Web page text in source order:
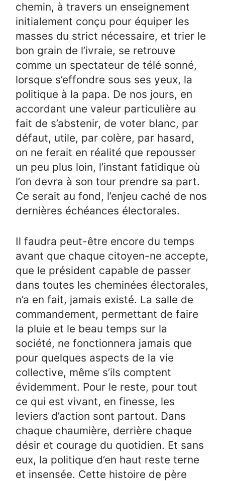
chemin, à travers un enseignement
initialement conçu pour équiper les
masses du strict nécessaire, et trier le
bon grain de l’ivraie, se retrouve
comme un spectateur de télé sonné,
lorsque s’effondre sous ses yeux, la
politique à la papa. De nos jours, en
accordant une valeur particulière au
fait de s’abstenir, de voter blanc, par
défaut, utile, par colère, par hasard,
on ne ferait en réalité que repousser
un peu plus loin, l’instant fatidique où
l’on devra à son tour prendre sa part.
Ce serait au fond, l’enjeu caché de nos
dernières échéances électorales.
Il faudra peut-être encore du temps
avant que chaque citoyen-ne accepte,
que le président capable de passer
dans toutes les cheminées électorales,
n’a en fait, jamais existé. La salle de
commandement, permettant de faire
la pluie et le beau temps sur la
société, ne fonctionnera jamais que
pour quelques aspects de la vie
collective, même s’ils comptent
évidemment. Pour le reste, pour tout
ce qui est vivant, en finesse, les
leviers d’action sont partout. Dans
chaque chaumière, derrière chaque
désir et courage du quotidien. Et sans
eux, la politique d’en haut reste terne
et insensée. Cette histoire de père